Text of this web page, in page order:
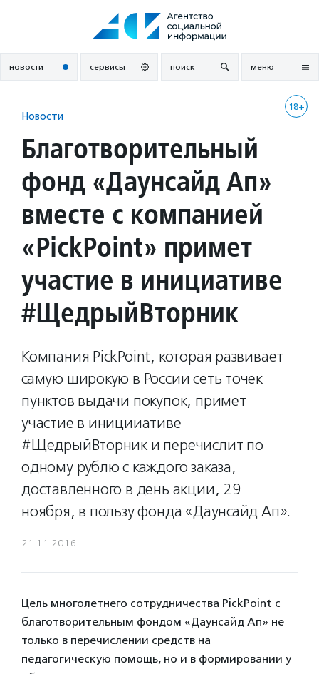
новости сервисы поиск меню
18+
Новости
Благотворительный
фонд «Даунсайд Ап»
вместе с компанией
«PickPoint» примет
участие в инициативе
#ЩедрыйВторник
Компания PickPoint, которая развивает
самую широкую в России сеть точек
пунктов выдачи покупок, примет
участие в иницииативе
#ЩедрыйВторник и перечислит по
одному рублю с каждого заказа,
доставленного в день акции, 29
ноября, в пользу фонда «Даунсайд Ап».
21.11.2016
Цель многолетнего сотрудничества PickPoint с
благотворительным фондом «Даунсайд Ап» не
только в перечислении средств на
педагогическую помощь, но и в формировании у